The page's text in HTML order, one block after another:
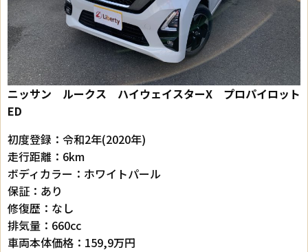
ニッサン ルークス ハイウェイスターX プロパイロット
ED
初度登録：令和2年(2020年)
走行距離：6km
ボディカラー：ホワイトパール
保証：あり
修復歴：なし
排気量：660cc
車両本体価格：159,9万円